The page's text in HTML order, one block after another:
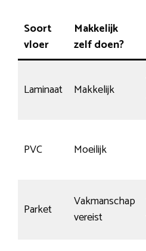
Soort
vloer
Makkelijk
zelf doen?
Laminaat Makkelijk
PVC Moeilijk
Parket
Vakmanschap
vereist